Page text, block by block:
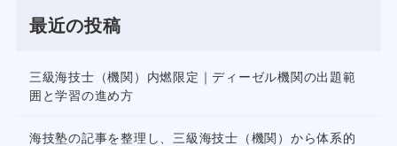
最近の投稿
三級海技士（機関）内燃限定｜ディーゼル機関の出題範
囲と学習の進め方
海技塾の記事を整理し、三級海技士（機関）から体系的